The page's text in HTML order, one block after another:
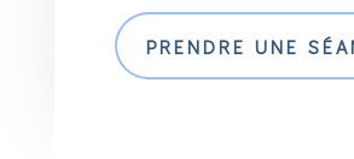
PRENDRE UNE